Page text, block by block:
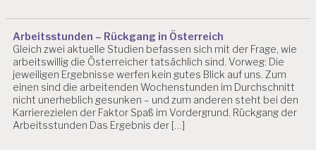
Arbeitsstunden – Rückgang in Österreich
Gleich zwei aktuelle Studien befassen sich mit der Frage, wie
arbeitswillig die Österreicher tatsächlich sind. Vorweg: Die
jeweiligen Ergebnisse werfen kein gutes Blick auf uns. Zum
einen sind die arbeitenden Wochenstunden im Durchschnitt
nicht unerheblich gesunken – und zum anderen steht bei den
Karrierezielen der Faktor Spaß im Vordergrund. Rückgang der
Arbeitsstunden Das Ergebnis der […]